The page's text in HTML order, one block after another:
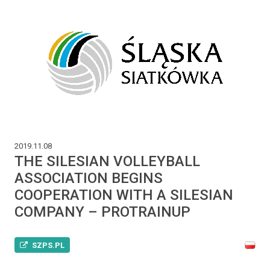
2019.11.08
THE SILESIAN VOLLEYBALL
ASSOCIATION BEGINS
COOPERATION WITH A SILESIAN
COMPANY – PROTRAINUP
SZPS.PL